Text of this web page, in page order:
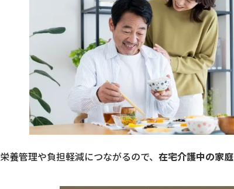
栄養管理や負担軽減につながるので、 在宅介護中の家庭